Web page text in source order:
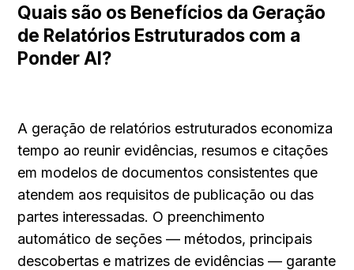
Quais são os Benefícios da Geração
de Relatórios Estruturados com a
Ponder AI?
A geração de relatórios estruturados economiza
tempo ao reunir evidências, resumos e citações
em modelos de documentos consistentes que
atendem aos requisitos de publicação ou das
partes interessadas. O preenchimento
automático de seções — métodos, principais
descobertas e matrizes de evidências — garante